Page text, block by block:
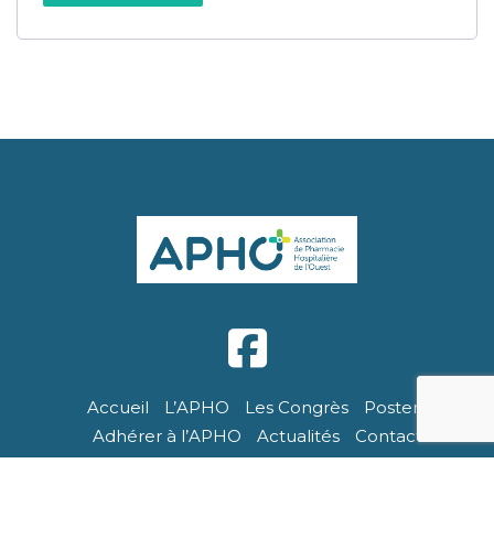
Accueil L’APHO Les Congrès
Posters
Adhérer à l’APHO
Actualités Contact